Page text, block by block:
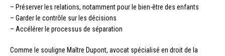
– Préserver les relations, notamment pour le bien-être des enfants
– Garder le contrôle sur les décisions
– Accélérer le processus de séparation
Comme le souligne Maître Dupont, avocat spécialisé en droit de la